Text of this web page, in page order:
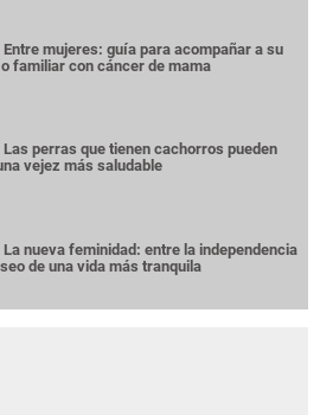
Entre mujeres: guía para acompañar a su
familiar con cáncer de mama
Las perras que tienen cachorros pueden
vejez más saludable
La nueva feminidad: entre la independencia
de una vida más tranquila